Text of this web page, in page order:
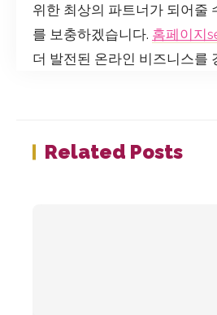
위한 최상의 파트너가 되어줄
를 보충하겠습니다. 홈페이지
더 발전된 온라인 비즈니스를
Related Posts